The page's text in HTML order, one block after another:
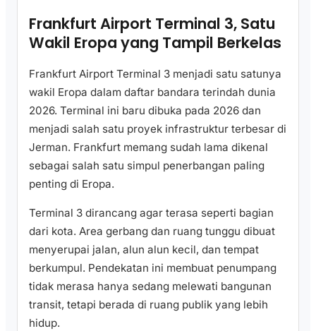
Frankfurt Airport Terminal 3, Satu
Wakil Eropa yang Tampil Berkelas
Frankfurt Airport Terminal 3 menjadi satu satunya
wakil Eropa dalam daftar bandara terindah dunia
2026. Terminal ini baru dibuka pada 2026 dan
menjadi salah satu proyek infrastruktur terbesar di
Jerman. Frankfurt memang sudah lama dikenal
sebagai salah satu simpul penerbangan paling
penting di Eropa.
Terminal 3 dirancang agar terasa seperti bagian
dari kota. Area gerbang dan ruang tunggu dibuat
menyerupai jalan, alun alun kecil, dan tempat
berkumpul. Pendekatan ini membuat penumpang
tidak merasa hanya sedang melewati bangunan
transit, tetapi berada di ruang publik yang lebih
hidup.